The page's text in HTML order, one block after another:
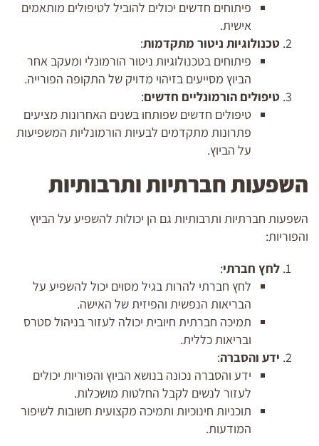
פיתוחים חדשים יכולים להוביל לטיפולים מותאמים
אישית.
טכנולוגיות ניטור מתקדמות:
פיתוחים בטכנולוגיות ניטור הורמונלי ומעקב אחר
הביוץ מסייעים בזיהוי מדויק של התקופה הפורייה.
טיפולים הורמונליים חדשים:
טיפולים חדשים שפותחו בשנים האחרונות מציעים
פתרונות מתקדמים לבעיות הורמונליות המשפיעות
על הביוץ.
השפעות חברתיות ותרבותיות
השפעות חברתיות ותרבותיות גם הן יכולות להשפיע על הביוץ
והפוריות:
לחץ חברתי:
לחץ חברתי להרות בגיל מסוים יכול להשפיע על
הבריאות הנפשית והפיזית של האישה.
תמיכה חברתית חיובית יכולה לעזור בניהול סטרס
ובריאות כללית.
ידע והסברה:
ידע והסברה נכונה בנושא הביוץ והפוריות יכולים
לעזור לנשים לקבל החלטות מושכלות.
תוכניות חינוכיות ותמיכה מקצועית חשובות לשיפור
המודעות.